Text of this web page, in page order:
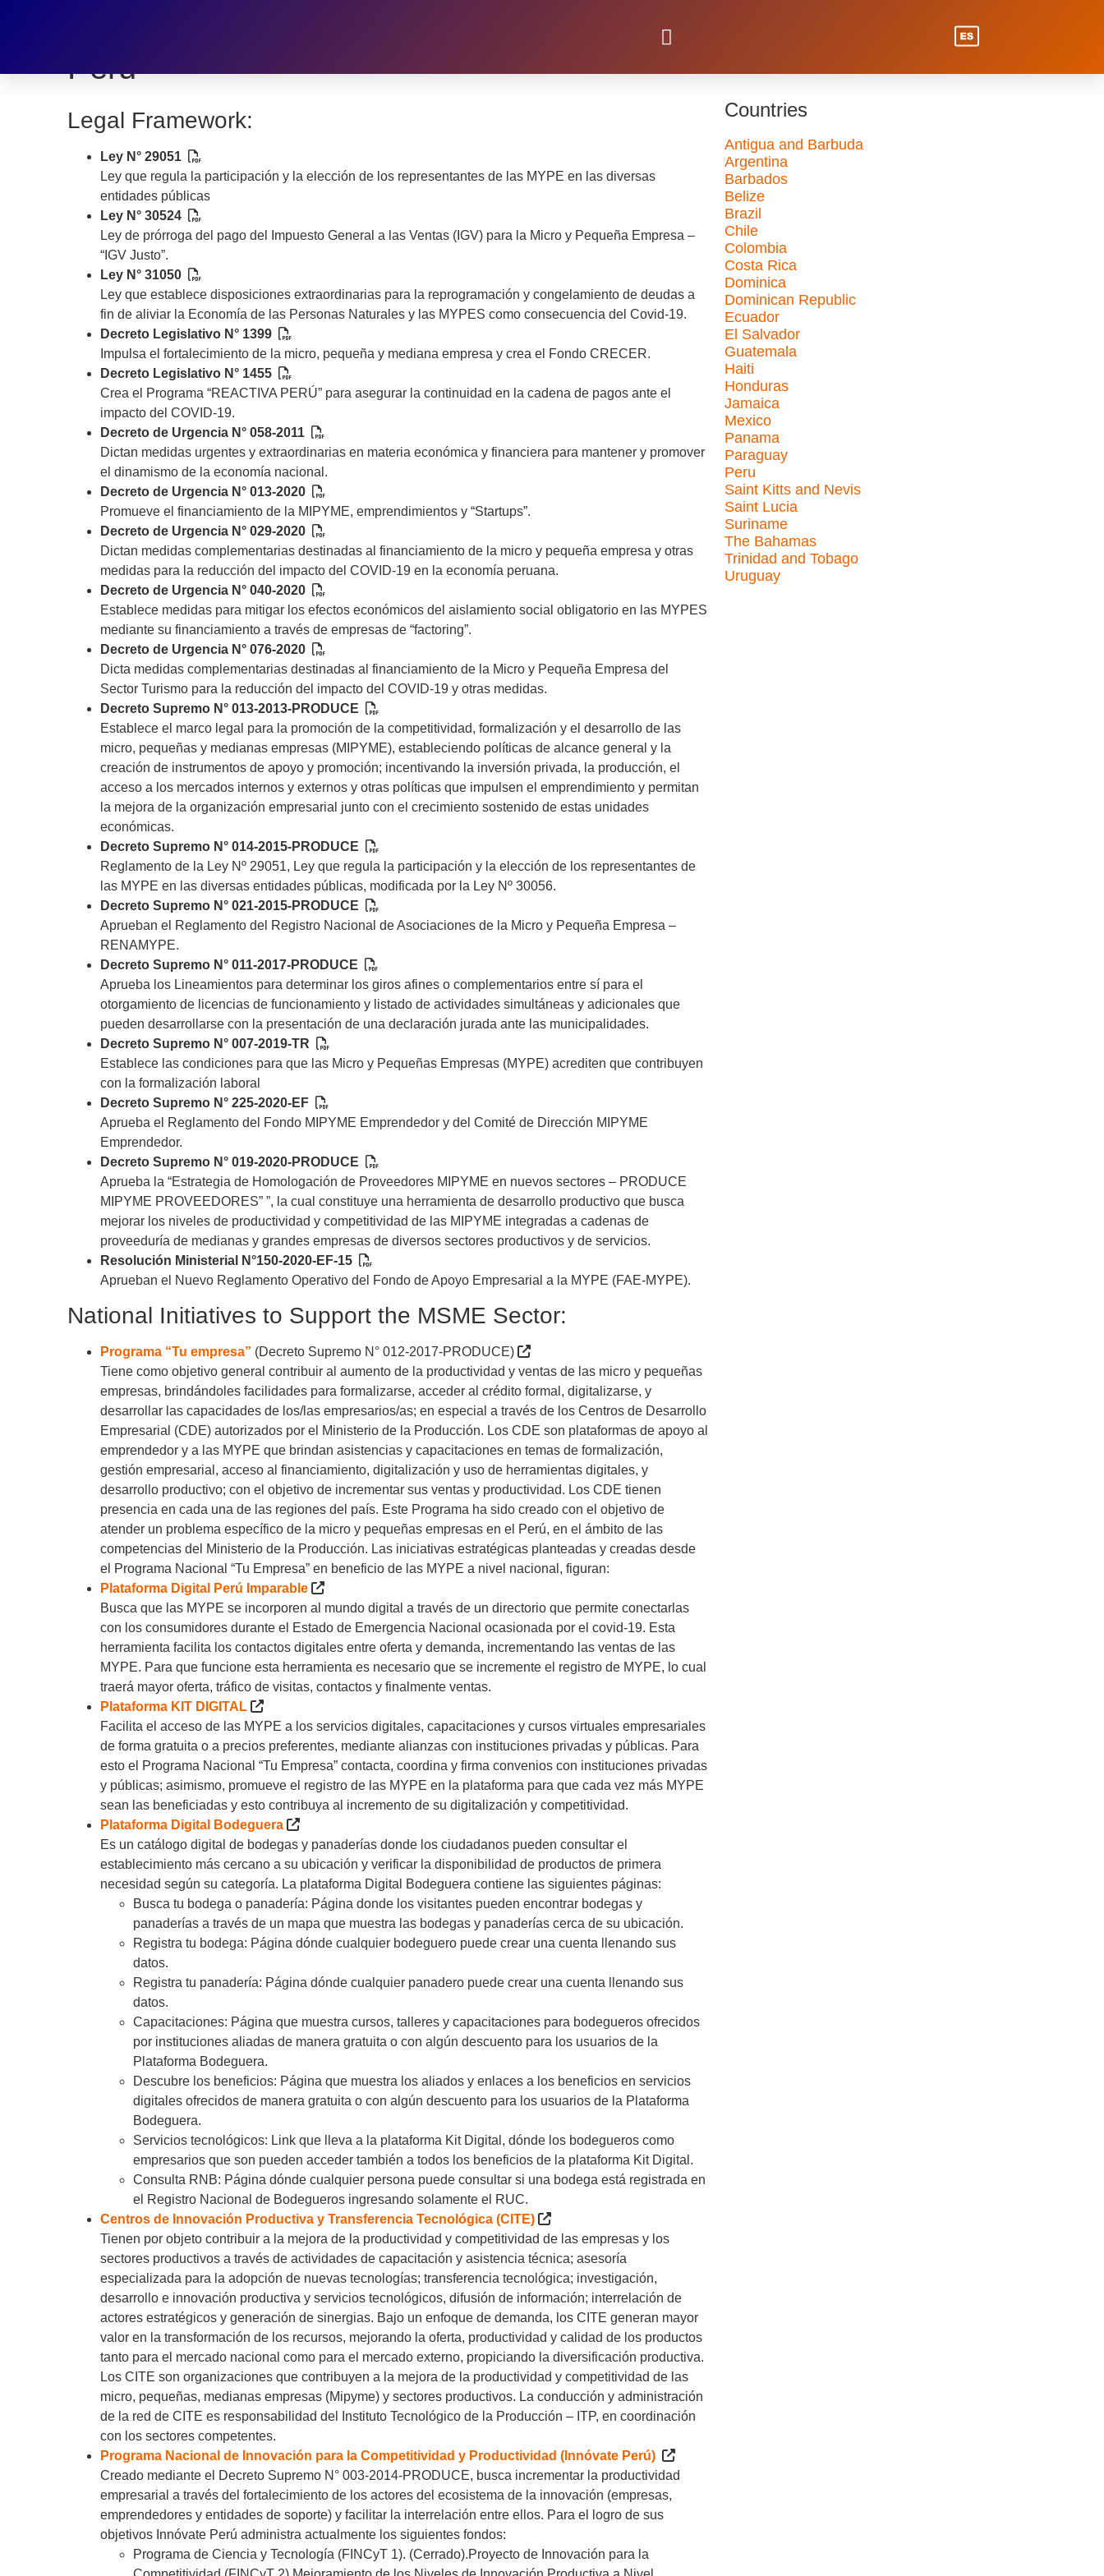
Peru
Legal Framework:
Ley N° 29051
Ley que regula la participación y la elección de los representantes de las MYPE en las diversas
entidades públicas
Ley N° 30524
Ley de prórroga del pago del Impuesto General a las Ventas (IGV) para la Micro y Pequeña Empresa –
“IGV Justo”.
Ley N° 31050
Ley que establece disposiciones extraordinarias para la reprogramación y congelamiento de deudas a
fin de aliviar la Economía de las Personas Naturales y las MYPES como consecuencia del Covid-19.
Decreto Legislativo N° 1399
Impulsa el fortalecimiento de la micro, pequeña y mediana empresa y crea el Fondo CRECER.
Decreto Legislativo N° 1455
Crea el Programa “REACTIVA PERÚ” para asegurar la continuidad en la cadena de pagos ante el
impacto del COVID-19.
Decreto de Urgencia N° 058-2011
Dictan medidas urgentes y extraordinarias en materia económica y financiera para mantener y promover
el dinamismo de la economía nacional.
Decreto de Urgencia N° 013-2020
Promueve el financiamiento de la MIPYME, emprendimientos y “Startups”.
Decreto de Urgencia N° 029-2020
Dictan medidas complementarias destinadas al financiamiento de la micro y pequeña empresa y otras
medidas para la reducción del impacto del COVID-19 en la economía peruana.
Decreto de Urgencia N° 040-2020
Establece medidas para mitigar los efectos económicos del aislamiento social obligatorio en las MYPES
mediante su financiamiento a través de empresas de “factoring”.
Decreto de Urgencia N° 076-2020
Dicta medidas complementarias destinadas al financiamiento de la Micro y Pequeña Empresa del
Sector Turismo para la reducción del impacto del COVID-19 y otras medidas.
Decreto Supremo N° 013-2013-PRODUCE
Establece el marco legal para la promoción de la competitividad, formalización y el desarrollo de las
micro, pequeñas y medianas empresas (MIPYME), estableciendo políticas de alcance general y la
creación de instrumentos de apoyo y promoción; incentivando la inversión privada, la producción, el
acceso a los mercados internos y externos y otras políticas que impulsen el emprendimiento y permitan
la mejora de la organización empresarial junto con el crecimiento sostenido de estas unidades
económicas.
Decreto Supremo N° 014-2015-PRODUCE
Reglamento de la Ley Nº 29051, Ley que regula la participación y la elección de los representantes de
las MYPE en las diversas entidades públicas, modificada por la Ley Nº 30056.
Decreto Supremo N° 021-2015-PRODUCE
Aprueban el Reglamento del Registro Nacional de Asociaciones de la Micro y Pequeña Empresa –
RENAMYPE.
Decreto Supremo N° 011-2017-PRODUCE
Aprueba los Lineamientos para determinar los giros afines o complementarios entre sí para el
otorgamiento de licencias de funcionamiento y listado de actividades simultáneas y adicionales que
pueden desarrollarse con la presentación de una declaración jurada ante las municipalidades.
Decreto Supremo N° 007-2019-TR
Establece las condiciones para que las Micro y Pequeñas Empresas (MYPE) acrediten que contribuyen
con la formalización laboral
Decreto Supremo N° 225-2020-EF
Aprueba el Reglamento del Fondo MIPYME Emprendedor y del Comité de Dirección MIPYME
Emprendedor.
Decreto Supremo N° 019-2020-PRODUCE
Aprueba la “Estrategia de Homologación de Proveedores MIPYME en nuevos sectores – PRODUCE
MIPYME PROVEEDORES” ”, la cual constituye una herramienta de desarrollo productivo que busca
mejorar los niveles de productividad y competitividad de las MIPYME integradas a cadenas de
proveeduría de medianas y grandes empresas de diversos sectores productivos y de servicios.
Resolución Ministerial N°150-2020-EF-15
Aprueban el Nuevo Reglamento Operativo del Fondo de Apoyo Empresarial a la MYPE (FAE-MYPE).
National Initiatives to Support the MSME Sector:
Programa “Tu empresa” (Decreto Supremo N° 012-2017-PRODUCE)
Tiene como objetivo general contribuir al aumento de la productividad y ventas de las micro y pequeñas
empresas, brindándoles facilidades para formalizarse, acceder al crédito formal, digitalizarse, y
desarrollar las capacidades de los/las empresarios/as; en especial a través de los Centros de Desarrollo
Empresarial (CDE) autorizados por el Ministerio de la Producción. Los CDE son plataformas de apoyo al
emprendedor y a las MYPE que brindan asistencias y capacitaciones en temas de formalización,
gestión empresarial, acceso al financiamiento, digitalización y uso de herramientas digitales, y
desarrollo productivo; con el objetivo de incrementar sus ventas y productividad. Los CDE tienen
presencia en cada una de las regiones del país. Este Programa ha sido creado con el objetivo de
atender un problema específico de la micro y pequeñas empresas en el Perú, en el ámbito de las
competencias del Ministerio de la Producción. Las iniciativas estratégicas planteadas y creadas desde
el Programa Nacional “Tu Empresa” en beneficio de las MYPE a nivel nacional, figuran:
Plataforma Digital Perú Imparable
Busca que las MYPE se incorporen al mundo digital a través de un directorio que permite conectarlas
con los consumidores durante el Estado de Emergencia Nacional ocasionada por el covid-19. Esta
herramienta facilita los contactos digitales entre oferta y demanda, incrementando las ventas de las
MYPE. Para que funcione esta herramienta es necesario que se incremente el registro de MYPE, lo cual
traerá mayor oferta, tráfico de visitas, contactos y finalmente ventas.
Plataforma KIT DIGITAL
Facilita el acceso de las MYPE a los servicios digitales, capacitaciones y cursos virtuales empresariales
de forma gratuita o a precios preferentes, mediante alianzas con instituciones privadas y públicas. Para
esto el Programa Nacional “Tu Empresa” contacta, coordina y firma convenios con instituciones privadas
y públicas; asimismo, promueve el registro de las MYPE en la plataforma para que cada vez más MYPE
sean las beneficiadas y esto contribuya al incremento de su digitalización y competitividad.
Plataforma Digital Bodeguera
Es un catálogo digital de bodegas y panaderías donde los ciudadanos pueden consultar el
establecimiento más cercano a su ubicación y verificar la disponibilidad de productos de primera
necesidad según su categoría. La plataforma Digital Bodeguera contiene las siguientes páginas:
Busca tu bodega o panadería: Página donde los visitantes pueden encontrar bodegas y
panaderías a través de un mapa que muestra las bodegas y panaderías cerca de su ubicación.
Registra tu bodega: Página dónde cualquier bodeguero puede crear una cuenta llenando sus
datos.
Registra tu panadería: Página dónde cualquier panadero puede crear una cuenta llenando sus
datos.
Capacitaciones: Página que muestra cursos, talleres y capacitaciones para bodegueros ofrecidos
por instituciones aliadas de manera gratuita o con algún descuento para los usuarios de la
Plataforma Bodeguera.
Descubre los beneficios: Página que muestra los aliados y enlaces a los beneficios en servicios
digitales ofrecidos de manera gratuita o con algún descuento para los usuarios de la Plataforma
Bodeguera.
Servicios tecnológicos: Link que lleva a la plataforma Kit Digital, dónde los bodegueros como
empresarios que son pueden acceder también a todos los beneficios de la plataforma Kit Digital.
Consulta RNB: Página dónde cualquier persona puede consultar si una bodega está registrada en
el Registro Nacional de Bodegueros ingresando solamente el RUC.
Centros de Innovación Productiva y Transferencia Tecnológica (CITE)
Tienen por objeto contribuir a la mejora de la productividad y competitividad de las empresas y los
sectores productivos a través de actividades de capacitación y asistencia técnica; asesoría
especializada para la adopción de nuevas tecnologías; transferencia tecnológica; investigación,
desarrollo e innovación productiva y servicios tecnológicos, difusión de información; interrelación de
actores estratégicos y generación de sinergias. Bajo un enfoque de demanda, los CITE generan mayor
valor en la transformación de los recursos, mejorando la oferta, productividad y calidad de los productos
tanto para el mercado nacional como para el mercado externo, propiciando la diversificación productiva.
Los CITE son organizaciones que contribuyen a la mejora de la productividad y competitividad de las
micro, pequeñas, medianas empresas (Mipyme) y sectores productivos. La conducción y administración
de la red de CITE es responsabilidad del Instituto Tecnológico de la Producción – ITP, en coordinación
con los sectores competentes.
Programa Nacional de Innovación para la Competitividad y Productividad (Innóvate Perú)
Creado mediante el Decreto Supremo N° 003-2014-PRODUCE, busca incrementar la productividad
empresarial a través del fortalecimiento de los actores del ecosistema de la innovación (empresas,
emprendedores y entidades de soporte) y facilitar la interrelación entre ellos. Para el logro de sus
objetivos Innóvate Perú administra actualmente los siguientes fondos:
Programa de Ciencia y Tecnología (FINCyT 1). (Cerrado).Proyecto de Innovación para la
Countries
Antigua and Barbuda
Argentina
Barbados
Belize
Brazil
Chile
Colombia
Costa Rica
Dominica
Dominican Republic
Ecuador
El Salvador
Guatemala
Haiti
Honduras
Jamaica
Mexico
Panama
Paraguay
Peru
Saint Kitts and Nevis
Saint Lucia
Suriname
The Bahamas
Trinidad and Tobago
Uruguay